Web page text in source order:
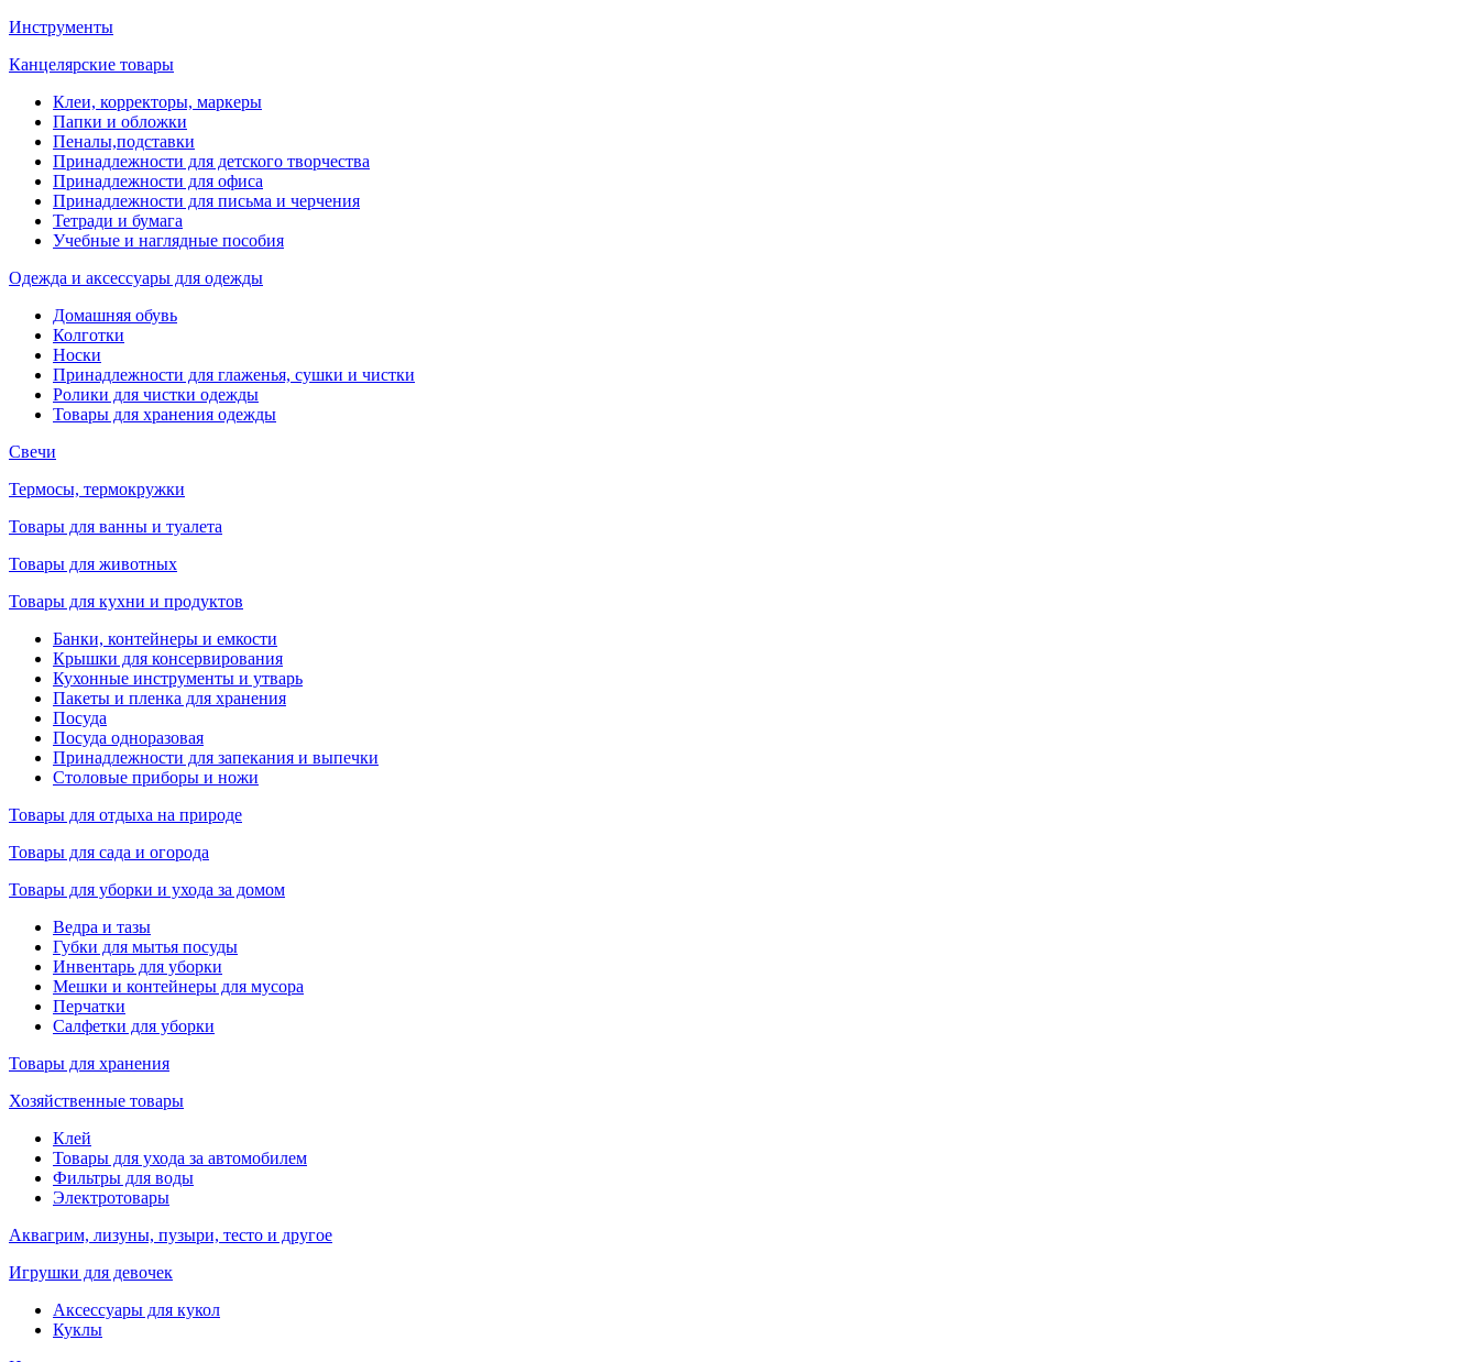
Инструменты
Канцелярские товары
Клеи, корректоры, маркеры
Папки и обложки
Пеналы,подставки
Принадлежности для детского творчества
Принадлежности для офиса
Принадлежности для письма и черчения
Тетради и бумага
Учебные и наглядные пособия
Одежда и аксессуары для одежды
Домашняя обувь
Колготки
Носки
Принадлежности для глаженья, сушки и чистки
Ролики для чистки одежды
Товары для хранения одежды
Свечи
Термосы, термокружки
Товары для ванны и туалета
Товары для животных
Товары для кухни и продуктов
Банки, контейнеры и емкости
Крышки для консервирования
Кухонные инструменты и утварь
Пакеты и пленка для хранения
Посуда
Посуда одноразовая
Принадлежности для запекания и выпечки
Столовые приборы и ножи
Товары для отдыха на природе
Товары для сада и огорода
Товары для уборки и ухода за домом
Ведра и тазы
Губки для мытья посуды
Инвентарь для уборки
Мешки и контейнеры для мусора
Перчатки
Салфетки для уборки
Товары для хранения
Хозяйственные товары
Клей
Товары для ухода за автомобилем
Фильтры для воды
Электротовары
Аквагрим, лизуны, пузыри, тесто и другое
Игрушки для девочек
Аксессуары для кукол
Куклы